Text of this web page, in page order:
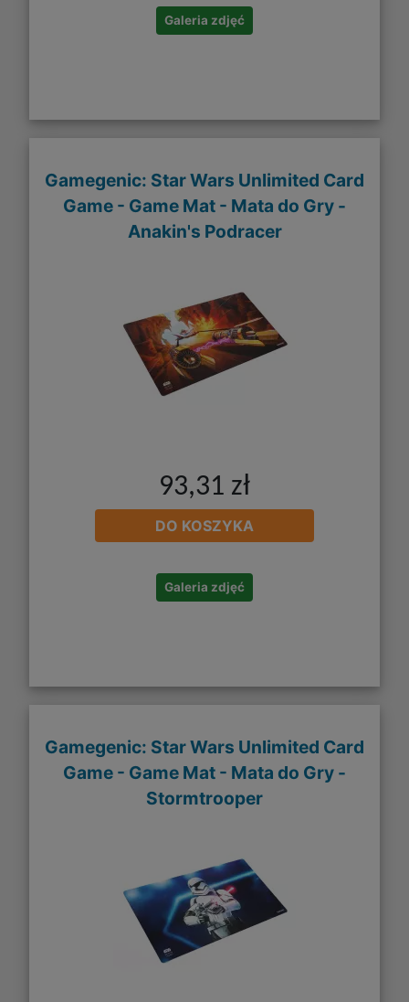
Galeria zdjęć
Gamegenic: Star Wars Unlimited Card
Game - Game Mat - Mata do Gry -
Anakin's Podracer
93,31 zł
DO KOSZYKA
Galeria zdjęć
Gamegenic: Star Wars Unlimited Card
Game - Game Mat - Mata do Gry -
Stormtrooper